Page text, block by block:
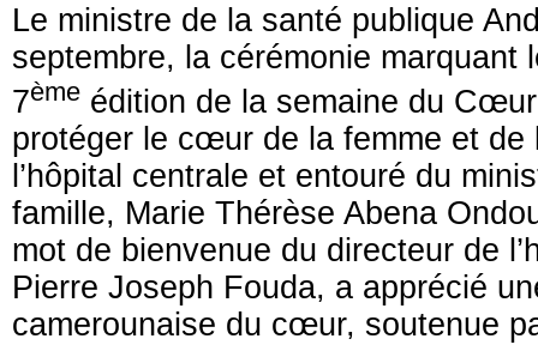
Le ministre de la santé publique
septembre, la cérémonie
7ème édition de la semaine du
protéger le cœur de la femme et de
l’hôpital centrale et entouré du
famille, Marie Thérèse Abena
mot de bienvenue du directeur de
Pierre Joseph Fouda, a apprécié
camerounaise du cœur, soutenue